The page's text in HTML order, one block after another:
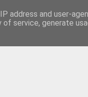
address and user-
service, generate